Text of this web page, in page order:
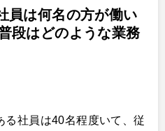
員は何名の方が働い
段はどのような業務
る社員は40名程度いて、従